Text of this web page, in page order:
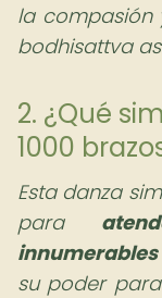
la compasión
bodhisattva
2. ¿Qué
1000
Esta danza
para
su poder